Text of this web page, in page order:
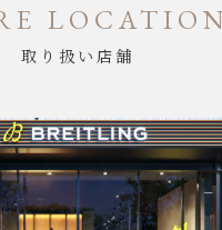
LOCATION
取り扱い店舗